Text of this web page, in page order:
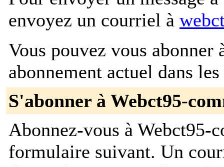
envoyez un courriel à
Vous pouvez vous
abonnement actuel dans
S'abonner à Webct95-
Abonnez-vous à Webct95-
formulaire suivant. Un